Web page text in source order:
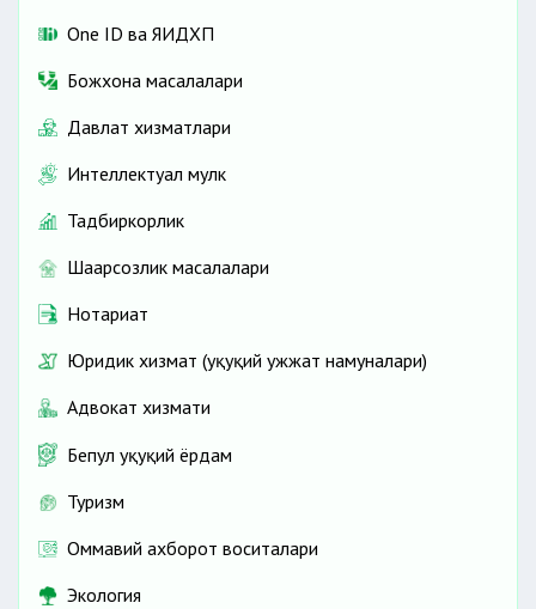
One ID ва ЯИДХП
Божхона масалалари
Давлат хизматлари
Интеллектуал мулк
Тадбиркорлик
Шаҳарсозлик масалалари
Нотариат
Юридик хизмат (ҳуқуқий ҳужжат намуналари)
Адвокат хизмати
Бепул ҳуқуқий ёрдам
Туризм
Оммавий ахборот воситалари
Экология